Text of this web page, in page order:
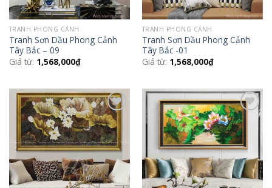
TRANH PHONG CẢNH
Tranh Sơn Dầu Phong Cảnh
Tây Bắc – 09
Giá từ: 1,568,000₫
TRANH PHONG CẢNH
Tranh Sơn Dầu Phong Cảnh
Tây Bắc -01
Giá từ: 1,568,000₫
Add to
Wishlist
Add to
Wishlist